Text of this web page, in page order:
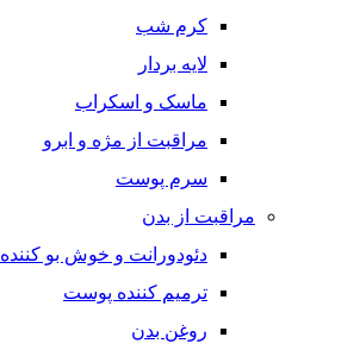
کرم شب
لایه بردار
ماسک و اسکراب
مراقبت از مژه و ابرو
سرم پوست
مراقبت از بدن
دئودورانت و خوش بو کننده
ترمیم کننده پوست
روغن بدن